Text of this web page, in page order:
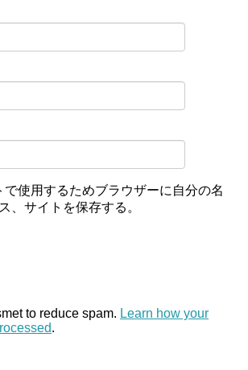
で使用するためブラウザーに自分の名
、サイトを保存する。
to reduce spam. Learn how your
.